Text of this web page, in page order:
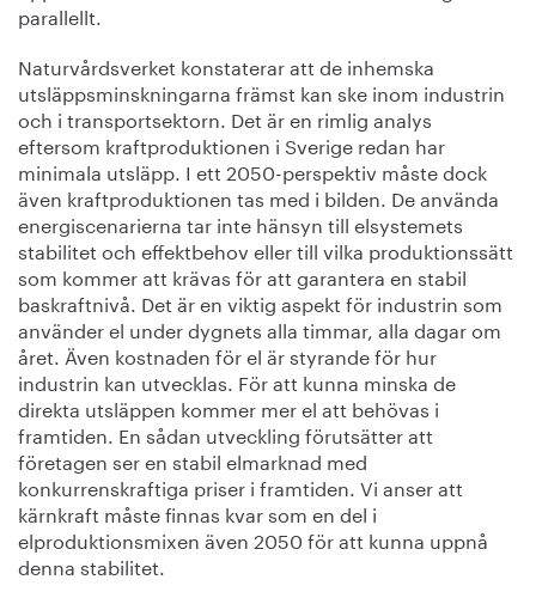
parallellt.
Naturvårdsverket konstaterar att de inhemska
utsläppsminskningarna främst kan ske inom industrin
och i transportsektorn. Det är en rimlig analys
eftersom kraftproduktionen i Sverige redan har
minimala utsläpp. I ett 2050-perspektiv måste dock
även kraftproduktionen tas med i bilden. De använda
energiscenarierna tar inte hänsyn till elsystemets
stabilitet och effektbehov eller till vilka produktionssätt
som kommer att krävas för att garantera en stabil
baskraftnivå. Det är en viktig aspekt för industrin som
använder el under dygnets alla timmar, alla dagar om
året. Även kostnaden för el är styrande för hur
industrin kan utvecklas. För att kunna minska de
direkta utsläppen kommer mer el att behövas i
framtiden. En sådan utveckling förutsätter att
företagen ser en stabil elmarknad med
konkurrenskraftiga priser i framtiden. Vi anser att
kärnkraft måste finnas kvar som en del i
elproduktionsmixen även 2050 för att kunna uppnå
denna stabilitet.